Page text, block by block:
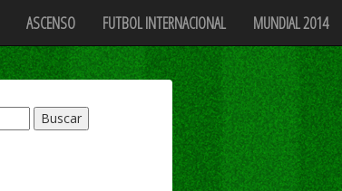
ASCENSO FUTBOL INTERNACIONAL MUNDIAL 2014